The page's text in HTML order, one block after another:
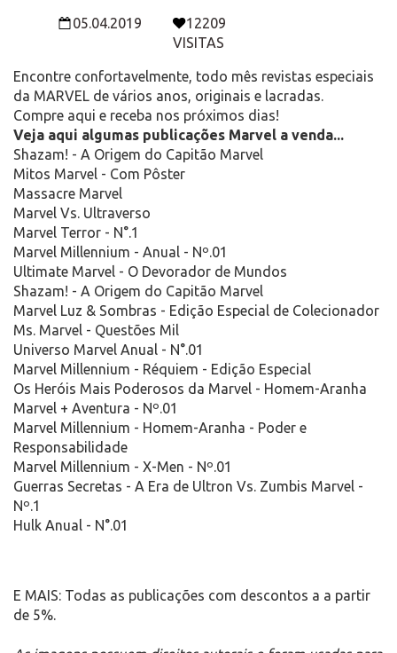
05.04.2019
12209
VISITAS
Encontre confortavelmente, todo mês revistas especiais
da MARVEL de vários anos, originais e lacradas.
Compre aqui e receba nos próximos dias!
Veja aqui algumas publicações Marvel a venda...
Shazam! - A Origem do Capitão Marvel
Mitos Marvel - Com Pôster
Massacre Marvel
Marvel Vs. Ultraverso
Marvel Terror - N°.1
Marvel Millennium - Anual - Nº.01
Ultimate Marvel - O Devorador de Mundos
Shazam! - A Origem do Capitão Marvel
Marvel Luz & Sombras - Edição Especial de Colecionador
Ms. Marvel - Questões Mil
Universo Marvel Anual - N°.01
Marvel Millennium - Réquiem - Edição Especial
Os Heróis Mais Poderosos da Marvel - Homem-Aranha
Marvel + Aventura - Nº.01
Marvel Millennium - Homem-Aranha - Poder e
Responsabilidade
Marvel Millennium - X-Men - Nº.01
Guerras Secretas - A Era de Ultron Vs. Zumbis Marvel -
Nº.1
Hulk Anual - N°.01
E MAIS: Todas as publicações com descontos a a partir
de 5%.